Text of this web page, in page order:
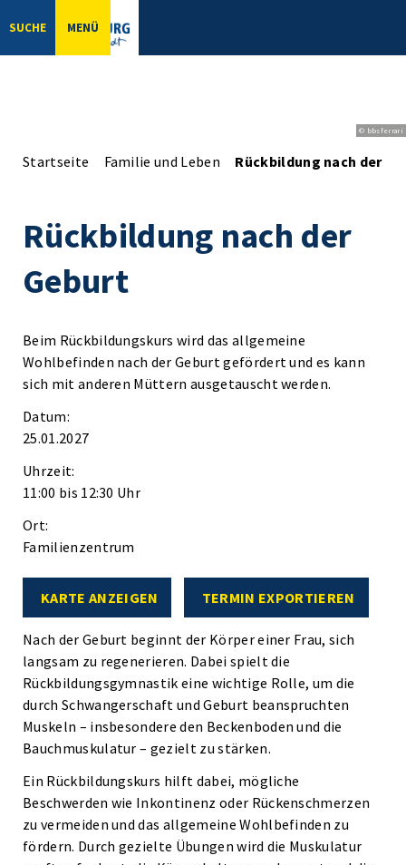
SUCHE MENÜ
© bbsferrari
Startseite Familie und Leben Rückbildung nach der
Rückbildung nach der
Geburt
Beim Rückbildungskurs wird das allgemeine
Wohlbefinden nach der Geburt gefördert und es kann
sich mit anderen Müttern ausgetauscht werden.
Datum:
25.01.2027
Uhrzeit:
11:00 bis 12:30 Uhr
Ort:
Familienzentrum
KARTE ANZEIGEN TERMIN EXPORTIEREN
Nach der Geburt beginnt der Körper einer Frau, sich
langsam zu regenerieren. Dabei spielt die
Rückbildungsgymnastik eine wichtige Rolle, um die
durch Schwangerschaft und Geburt beanspruchten
Muskeln – insbesondere den Beckenboden und die
Bauchmuskulatur – gezielt zu stärken.
Ein Rückbildungskurs hilft dabei, mögliche
Beschwerden wie Inkontinenz oder Rückenschmerzen
zu vermeiden und das allgemeine Wohlbefinden zu
fördern. Durch gezielte Übungen wird die Muskulatur